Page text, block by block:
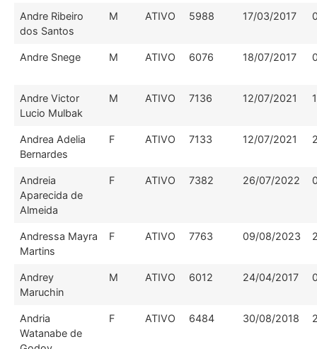
Andre Ribeiro
dos Santos
M ATIVO 5988 17/03/2017
Andre Snege M ATIVO 6076 18/07/2017
Andre Victor
Lucio Mulbak
M ATIVO 7136 12/07/2021
Andrea Adelia
Bernardes
F ATIVO 7133 12/07/2021
Andreia
Aparecida de
Almeida
F ATIVO 7382 26/07/2022
Andressa Mayra
Martins
F ATIVO 7763 09/08/2023
Andrey
Maruchin
M ATIVO 6012 24/04/2017
Andria
Watanabe de
F ATIVO 6484 30/08/2018